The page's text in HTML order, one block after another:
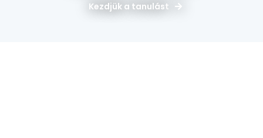
Kezdjük a tanulást